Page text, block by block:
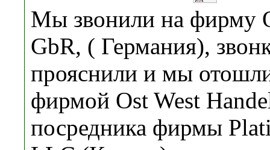
Мы звонили на фирму
GbR, ( Германия),
прояснили и мы
фирмой Ost West
посредника фирмы